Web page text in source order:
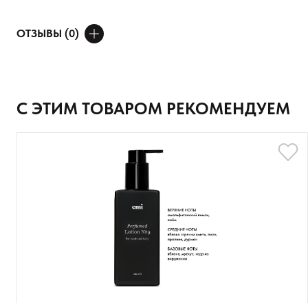
ОТЗЫВЫ (0)
ДОБАВИТЬ ОТЗЫВ
Ваше имя
Товар
Расскажите о впечатлениях
С ЭТИМ ТОВАРОМ РЕКОМЕНДУЕМ